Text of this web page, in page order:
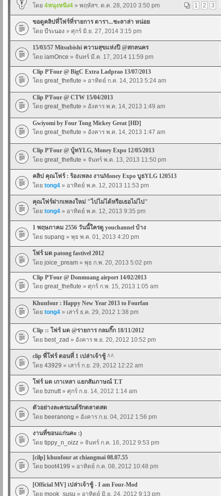
1
2 3
โดย 4หนุงหนิง4 » พฤหัสฯ. ต.ค. 28, 2010 3:50 pm
ขอดูคลิปที่โฟร์ที่รายการ ดารา...ชะลาล่า หน่อย
โดย บีระนอง » ศุกร์ มิ.ย. 27, 2014 3:15 pm
15/03/57 Mitsubishi ความสุขแห่งปี @สกลนคร
โดย iamOnce » จันทร์ มี.ค. 17, 2014 11:59 pm
Clip P'Four @ BigC Extra Ladprao 13/07/2013
โดย great_theflute » อาทิตย์ ก.ค. 14, 2013 5:24 am
Clip P'Four @ CTW 15/04/2013
โดย great_theflute » อังคาร พ.ค. 14, 2013 1:49 am
Gwiyomi by Four Tong Mickey Great [HD]
โดย great_theflute » อังคาร พ.ค. 14, 2013 1:47 am
Clip P'Four @ บู้ทYLG, Money Expo 12/05/2013
โดย great_theflute » จันทร์ พ.ค. 13, 2013 11:50 pm
คลิป คุณโฟร์ : ร้องเพลง งานMoney Expo บูธYLG 120513
โดย tong4 » อาทิตย์ พ.ค. 12, 2013 11:53 pm
คุณโฟร์ฝากเพลงใหม่ "ไปไม่ได้หรือเธอไม่ไป"
โดย tong4 » อาทิตย์ พ.ค. 12, 2013 9:35 pm
1 พฤษภาคม 2556 วันนี้ใครดู youchannel บ้าง
โดย supang » พุธ พ.ค. 01, 2013 4:20 pm
โฟร์ มด patong fastivel 2012
โดย joice_pream » พุธ ก.พ. 20, 2013 5:02 pm
Clip P'Four @ Donmuang airport 14/02/2013
โดย great_theflute » ศุกร์ ก.พ. 15, 2013 1:05 am
Khunfour : Happy New Year 2013 to Fourfan
โดย tong4 » เสาร์ ธ.ค. 29, 2012 1:38 pm
Clip :: โฟร์ มด @รายการ กลมกิ๊ก 18/11/2012
โดย best_zad » อังคาร พ.ย. 20, 2012 10:52 pm
clip พี่โฟร์ ตอนที่ 1 เปล่าเจ้าชู้ ^^
โดย 43929 » เสาร์ ก.ย. 29, 2012 12:22 am
โฟร์ มด เกาเหลา แยกสัมภาษณ์ T.T
โดย bznutt» ศุกร์ ก.ย. 14, 2012 1:14 am
ตัวอย่างละครมนต์รักตลาดสด
โดย beeranong » อังคาร ก.ย. 04, 2012 1:56 pm
งานที่ขอนแก่นคะ :)
โดย tippy_n_oizz » จันทร์ ก.ค. 16, 2012 9:53 pm
[cilp] khunfour at chiangmai 08.07.55
โดย boot4199 » อาทิตย์ ก.ค. 08, 2012 10:48 pm
[Official MV] เปล่าเจ้าชู้ - I am Four-Mod
โดย mook_susu » อาทิตย์ มิ.ย. 24, 2012 9:13 pm